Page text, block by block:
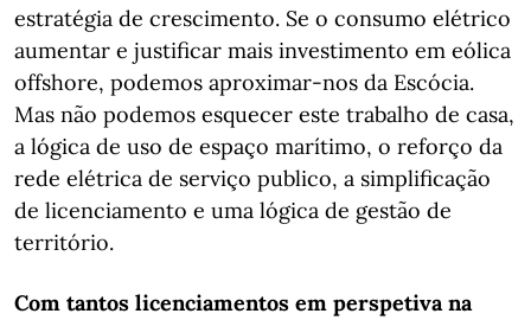
estratégia de crescimento. Se o consumo elétrico
aumentar e justificar mais investimento em eólica
offshore, podemos aproximar-nos da Escócia.
Mas não podemos esquecer este trabalho de casa,
a lógica de uso de espaço marítimo, o reforço da
rede elétrica de serviço publico, a simplificação
de licenciamento e uma lógica de gestão de
território.
Com tantos licenciamentos em perspetiva na